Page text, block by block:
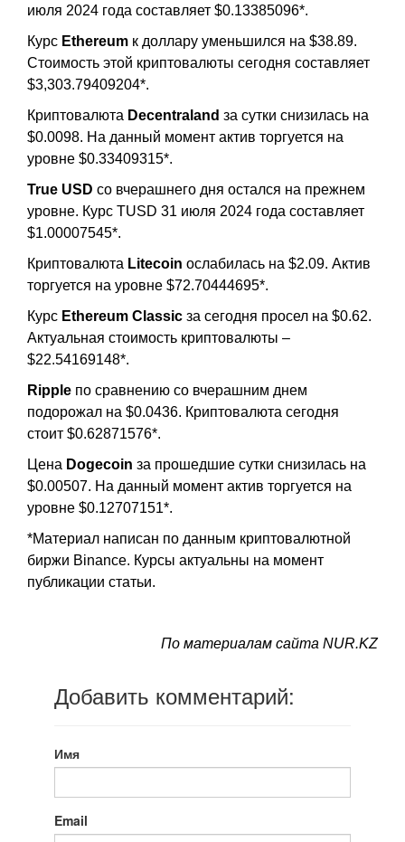
июля 2024 года составляет $0.13385096*.
Курс Ethereum к доллару уменьшился на $38.89.
Стоимость этой криптовалюты сегодня составляет
$3,303.79409204*.
Криптовалюта Decentraland за сутки снизилась на
$0.0098. На данный момент актив торгуется на
уровне $0.33409315*.
True USD со вчерашнего дня остался на прежнем
уровне. Курс TUSD 31 июля 2024 года составляет
$1.00007545*.
Криптовалюта Litecoin ослабилась на $2.09. Актив
торгуется на уровне $72.70444695*.
Курс Ethereum Classic за сегодня просел на $0.62.
Актуальная стоимость криптовалюты –
$22.54169148*.
Ripple по сравнению со вчерашним днем
подорожал на $0.0436. Криптовалюта сегодня
стоит $0.62871576*.
Цена Dogecoin за прошедшие сутки снизилась на
$0.00507. На данный момент актив торгуется на
уровне $0.12707151*.
*Материал написан по данным криптовалютной
биржи Binance. Курсы актуальны на момент
публикации статьи.
По материалам сайта NUR.KZ
Добавить комментарий:
Имя
Email